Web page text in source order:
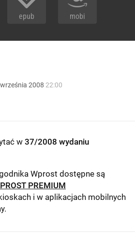
epub mobi
września 2008 22:00
w 37/2008 wydaniu
Wprost dostępne są
PREMIUM
i w aplikacjach mobilnych
.